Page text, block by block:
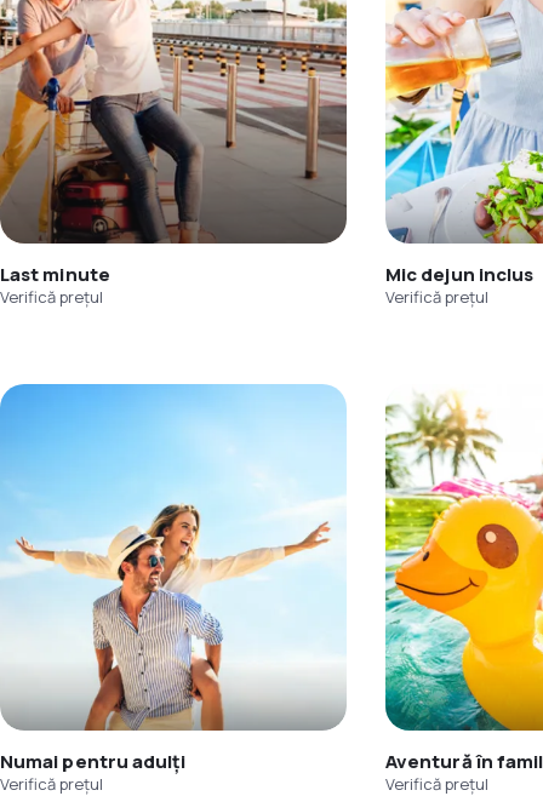
Last minute
Verifică prețul
Mic dejun inclus
Verifică prețul
Numai pentru adulți
Verifică prețul
Aventură în
Verifică prețul